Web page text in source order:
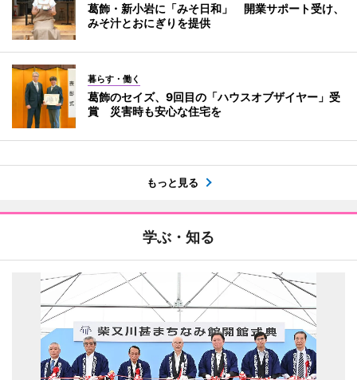
葛飾・新小岩に「みそ日和」 開業サポート受け、
みそ汁とおにぎりを提供
暮らす・働く
葛飾のセイズ、9回目の「ハウスオブザイヤー」受
賞 災害時も安心な住宅を
もっと見る
学ぶ・知る